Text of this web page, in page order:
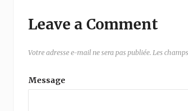
Leave a Comment
Votre adresse e-mail ne sera pas publiée. Les
Message